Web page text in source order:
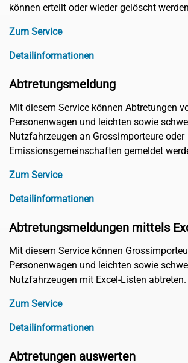
können erteilt oder wieder gelöscht
Zum Service
Detailinformationen
Abtretungsmeldung
Mit diesem Service können Abtretungen
Personenwagen und leichten sowie
Nutzfahrzeugen an Grossimporteure oder
Emissionsgemeinschaften gemeldet
Zum Service
Detailinformationen
Abtretungsmeldungen mittels
Mit diesem Service können
Personenwagen und leichten sowie
Nutzfahrzeugen mit Excel-Listen abtreten.
Zum Service
Detailinformationen
Abtretungen auswerten